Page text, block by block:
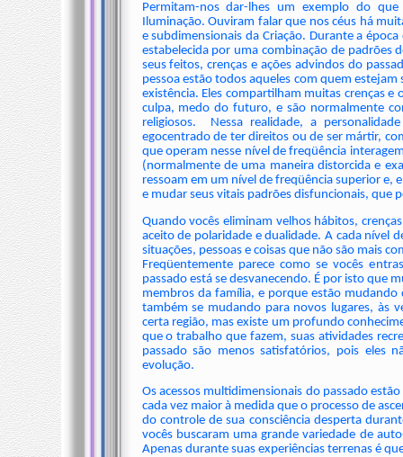
Permitam-nos dar-lhes um exemplo do
Iluminação. Ouviram falar que nos céus há
e subdimensionais da Criação. Durante a
estabelecida por uma combinação de padrões
seus feitos, crenças e ações advindos do
pessoa estão todos aqueles com quem
existência. Eles compartilham muitas crenças
culpa, medo do futuro, e são normalmente
religiosos. Nessa realidade, a
egocentrado de ter direitos ou de ser mártir,
que operam nesse nível de freqüência
(normalmente de uma maneira distorcida e
ressoam em um nível de freqüência superior
e mudar seus vitais padrões disfuncionais, que
Quando vocês eliminam velhos hábitos,
aceito de polaridade e dualidade. A cada nível
situações, pessoas e coisas que não são mais
Freqüentemente parece como se vocês
passado está se desvanecendo. É por isto que
membros da família, e porque estão
também se mudando para novos lugares, às
certa região, mas existe um profundo
que o trabalho que fazem, suas atividades
passado são menos satisfatórios, pois eles
evolução.
Os acessos multidimensionais do passado
cada vez maior à medida que o processo de
do controle de sua consciência desperta
vocês buscaram uma grande variedade de
Apenas durante suas experiências terrenas é